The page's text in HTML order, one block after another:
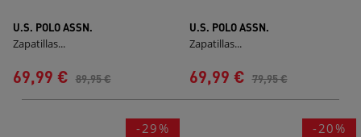
U.S. POLO ASSN.
Zapatillas...
69,99 € 89,95 €
U.S. POLO ASSN.
Zapatillas...
69,99 € 79,95 €
-29% -20%